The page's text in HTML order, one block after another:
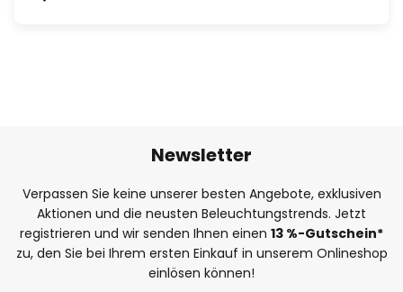
Newsletter
Verpassen Sie keine unserer besten Angebote, exklusiven
Aktionen und die neusten Beleuchtungstrends. Jetzt
registrieren und wir senden Ihnen einen 13 %-Gutschein*
zu, den Sie bei Ihrem ersten Einkauf in unserem Onlineshop
einlösen können!